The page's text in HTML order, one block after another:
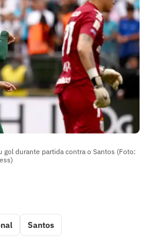
gol durante partida contra o Santos (Foto:
Santos